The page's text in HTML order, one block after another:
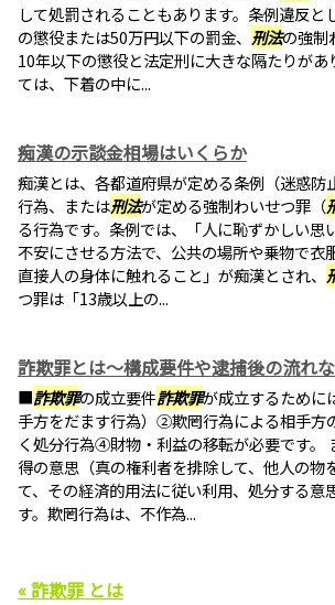
して処罰されることもあります。条例違反と
の懲役または50万円以下の罰金、 刑法の強制
10年以下の懲役と法定刑に大きな隔たりがあ
ては、下着の中に...
痴漢の示談金相場はいくらか
痴漢とは、各都道府県が定める条例（迷惑防
行為、または刑法が定める強制わいせつ罪（
る行為です。条例では、「人に恥ずかしい思
不安にさせる方法で、公共の場所や乗物で衣
直接人の身体に触れること」が痴漢とされ、
つ罪は「13歳以上の...
詐欺罪とは～構成要件や逮捕後の流れ
■詐欺罪の成立要件詐欺罪が成立するため
手方をだます行為）②欺罔行為による相手
く処分行為④財物・利益の移転が必要です。
得の意思（真の権利者を排除して、他人の物
て、その経済的用法に従い利用、処分する意
す。欺罔行為は、不作為...
« 詐欺罪 とは